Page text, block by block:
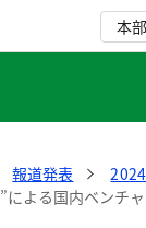
本
報道発表
よる国内ベンチ